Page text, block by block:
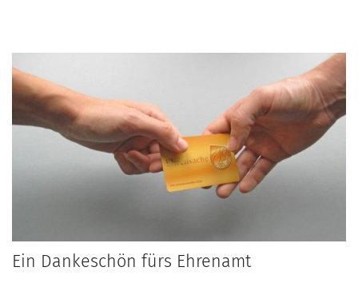
Ein Dankeschön fürs Ehrenamt